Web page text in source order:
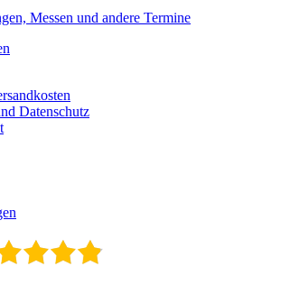
Messen und andere Termine
Datenschutz